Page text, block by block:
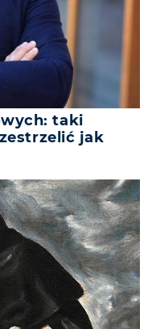
taki
jak